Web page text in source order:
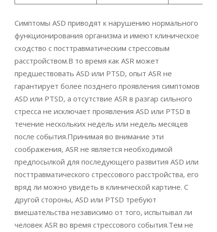
Симптомы ASD приводят к нарушению нормального
функционирования организма и имеют клиническое
сходство с посттравматическим стрессовым
расстройством.В то время как ASR может
предшествовать ASD или PTSD, опыт ASR не
гарантирует более позднего проявления симптомов
ASD или PTSD, а отсутствие ASR в разгар сильного
стресса не исключает проявления ASD или PTSD в
течение нескольких недель или недель месяцев
после события.Принимая во внимание эти
соображения, ASR не является необходимой
предпосылкой для последующего развития ASD или
посттравматического стрессового расстройства, его
вряд ли можно увидеть в клинической картине. С
другой стороны, ASD или PTSD требуют
вмешательства независимо от того, испытывал ли
человек ASR во время стрессового события.Тем не